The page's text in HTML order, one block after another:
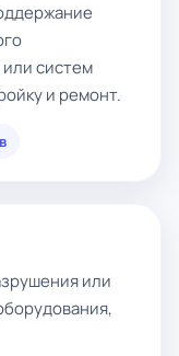
систем
и ремонт.
или